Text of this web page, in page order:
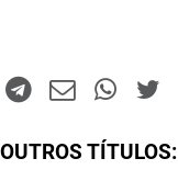
OUTROS TÍTULOS: